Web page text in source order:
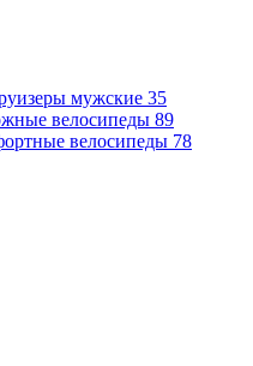
мужские 35
велосипеды 89
велосипеды 78